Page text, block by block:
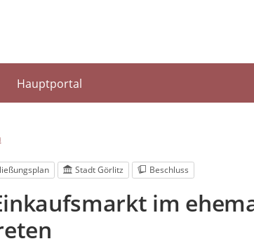
Hauptportal
Stadt Görlitz Beschluss
im